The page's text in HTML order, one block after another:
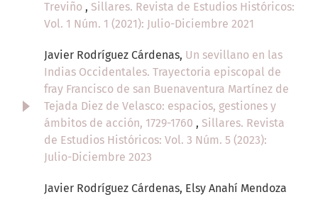
Treviño , Sillares. Revista de Estudios Históricos:
Vol. 1 Núm. 1 (2021): Julio-Diciembre 2021
Javier Rodríguez Cárdenas, Un sevillano en las
Indias Occidentales. Trayectoria episcopal de
fray Francisco de san Buenaventura Martínez de
Tejada Diez de Velasco: espacios, gestiones y
ámbitos de acción, 1729-1760 , Sillares. Revista
de Estudios Históricos: Vol. 3 Núm. 5 (2023):
Julio-Diciembre 2023
Javier Rodríguez Cárdenas, Elsy Anahí Mendoza